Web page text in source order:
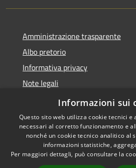
Amministrazione trasparente
Albo pretorio
Informativa privacy
Note legali
Dichiarazione di accessibilità
Accessibilità
Informazioni sui
Questo sito web utilizza cookie tecnici
necessari al corretto funzionamento e
nonché un cookie tecnico analitico al
informazioni statistiche,
Per maggiori dettagli, può consultare la